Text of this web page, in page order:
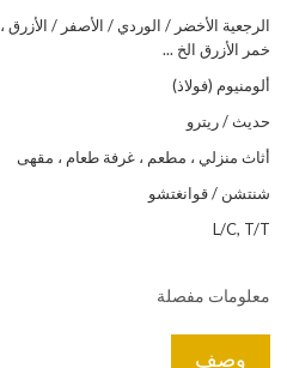
الرجعية الأخضر / الوردي / الأصفر / الأزرق ،
خمر الأزرق الخ ...
ألومنيوم (فولاذ)
حديث / ريترو
أثاث منزلي ، مطعم ، غرفة طعام ، مقهى
شنتشن / قوانغتشو
L/C, T/T
معلومات مفصلة
وصف